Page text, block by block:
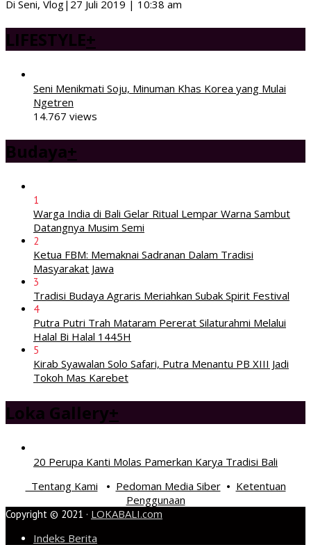
Di Seni, Vlog| 27 Juli 2019 | 10:38 am
LIFESTYLE+
Seni Menikmati Soju, Minuman Khas Korea yang Mulai
Ngetren
14.767 views
Budaya+
1
Warga India di Bali Gelar Ritual Lempar Warna Sambut
Datangnya Musim Semi
2
Ketua FBM: Memaknai Sadranan Dalam Tradisi
Masyarakat Jawa
3
Tradisi Budaya Agraris Meriahkan Subak Spirit Festival
4
Putra Putri Trah Mataram Pererat Silaturahmi Melalui
Halal Bi Halal 1445H
5
Kirab Syawalan Solo Safari, Putra Menantu PB XIII Jadi
Tokoh Mas Karebet
Loka Gallery+
20 Perupa Kanti Molas Pamerkan Karya Tradisi Bali
Tentang Kami • Pedoman Media Siber• Ketentuan
Penggunaan
Copyright © 2021 · LOKABALI.com
Indeks Berita